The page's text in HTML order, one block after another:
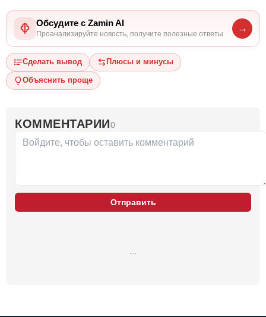
Обсудите с Zamin AI
Проанализируйте новость, получите полезные ответы
→
Сделать вывод Плюсы и минусы
Объяснить проще
КОММЕНТАРИИ0
Отправить